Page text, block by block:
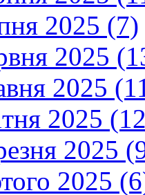
2025 (7)
2025
2025
2025
2025
2025